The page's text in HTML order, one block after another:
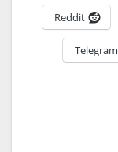
Reddit
Telegram